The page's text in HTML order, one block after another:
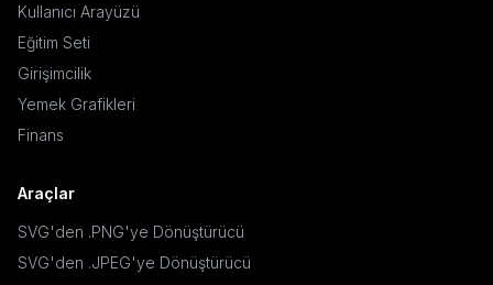
Kullanıcı Arayüzü
Eğitim Seti
Girişimcilik
Yemek Grafikleri
Finans
Araçlar
SVG'den .PNG'ye Dönüştürücü
SVG'den .JPEG'ye Dönüştürücü